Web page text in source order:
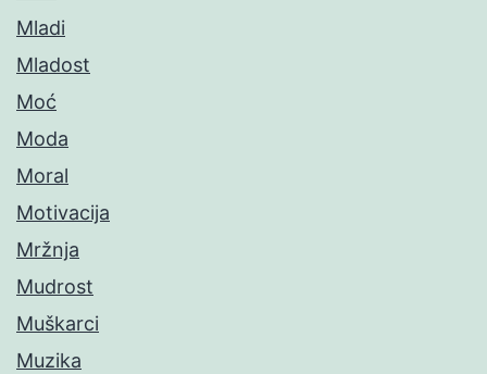
Mladi
Mladost
Moć
Moda
Moral
Motivacija
Mržnja
Mudrost
Muškarci
Muzika